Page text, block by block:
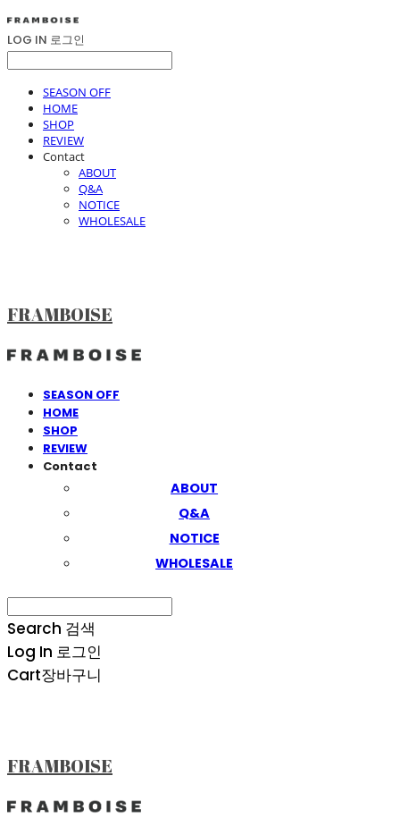
LOG IN 로그인
SEASON OFF
HOME
SHOP
REVIEW
Contact
ABOUT
Q&A
NOTICE
WHOLESALE
FRAMBOISE
SEASON OFF
HOME
SHOP
REVIEW
Contact
ABOUT
Q&A
NOTICE
WHOLESALE
Search 검색
Log In 로그인
Cart장바구니
FRAMBOISE